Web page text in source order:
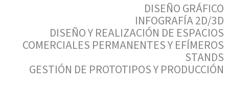
DISEÑO GRÁFICO
INFOGRAFÍA 2D/3D
DISEÑO Y REALIZACIÓN DE ESPACIOS
COMERCIALES PERMANENTES Y EFÍMEROS
STANDS
GESTIÓN DE PROTOTIPOS Y PRODUCCIÓN